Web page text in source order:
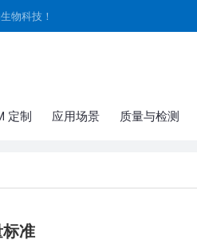
物科技！
定制 应用场景 质量与检测
准